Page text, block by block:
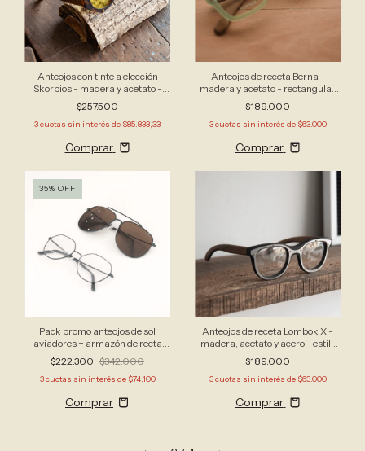
Anteojos con tinte a elección
Skorpios - madera y acetato -
apto receta
$257.500
3cuotas sin interés de $85.833,33
Comprar
Anteojos de receta Berna -
madera y acetato - rectangular
(ideal miopía)
$189.000
3cuotas sin interés de $63.000
Comprar
35% OFF
Pack promo anteojos de sol
aviadores + armazón de recta
redondeado - metal Verde
$222.300 $342.000
3cuotas sin interés de $74.100
Anteojos de receta Lombok X -
madera, acetato y acero - estilo
industrial
$189.000
3cuotas sin interés de $63.000
Comprar